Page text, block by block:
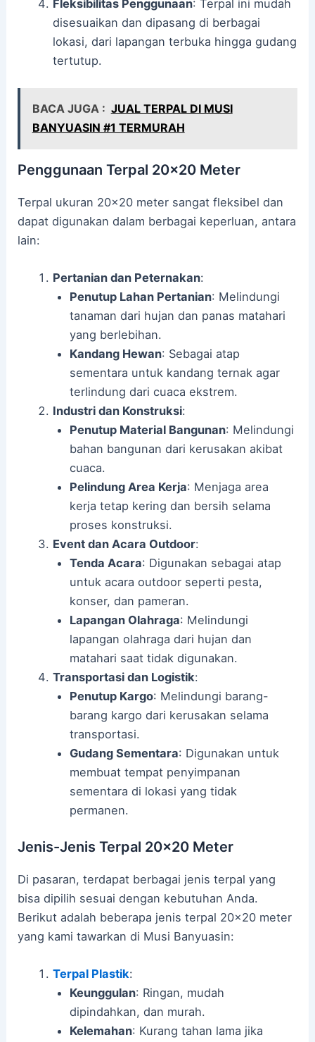
Fleksibilitas Penggunaan: Terpal ini mudah
disesuaikan dan dipasang di berbagai
lokasi, dari lapangan terbuka hingga gudang
tertutup.
BACA JUGA : JUAL TERPAL DI MUSI
BANYUASIN #1 TERMURAH
Penggunaan Terpal 20×20 Meter
Terpal ukuran 20×20 meter sangat fleksibel dan
dapat digunakan dalam berbagai keperluan, antara
lain:
Pertanian dan Peternakan:
Penutup Lahan Pertanian: Melindungi
tanaman dari hujan dan panas matahari
yang berlebihan.
Kandang Hewan: Sebagai atap
sementara untuk kandang ternak agar
terlindung dari cuaca ekstrem.
Industri dan Konstruksi:
Penutup Material Bangunan: Melindungi
bahan bangunan dari kerusakan akibat
cuaca.
Pelindung Area Kerja: Menjaga area
kerja tetap kering dan bersih selama
proses konstruksi.
Event dan Acara Outdoor:
Tenda Acara: Digunakan sebagai atap
untuk acara outdoor seperti pesta,
konser, dan pameran.
Lapangan Olahraga: Melindungi
lapangan olahraga dari hujan dan
matahari saat tidak digunakan.
Transportasi dan Logistik:
Penutup Kargo: Melindungi barang-
barang kargo dari kerusakan selama
transportasi.
Gudang Sementara: Digunakan untuk
membuat tempat penyimpanan
sementara di lokasi yang tidak
permanen.
Jenis-Jenis Terpal 20×20 Meter
Di pasaran, terdapat berbagai jenis terpal yang
bisa dipilih sesuai dengan kebutuhan Anda.
Berikut adalah beberapa jenis terpal 20×20 meter
yang kami tawarkan di Musi Banyuasin:
Terpal Plastik:
Keunggulan: Ringan, mudah
dipindahkan, dan murah.
Kelemahan: Kurang tahan lama jika